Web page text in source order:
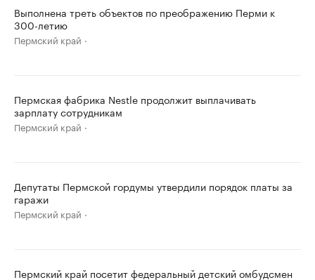
Выполнена треть объектов по преображению Перми к
300-летию
Пермский край
Пермская фабрика Nestle продолжит выплачивать
зарплату сотрудникам
Пермский край
Депутаты Пермской гордумы утвердили порядок платы за
гаражи
Пермский край
Пермский край посетит федеральный детский омбудсмен